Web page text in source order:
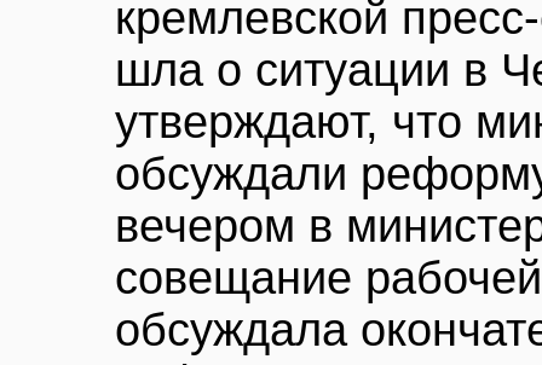
кремлевской
шла о ситуации в
утверждают, что
обсуждали
вечером в
совещание
обсуждала